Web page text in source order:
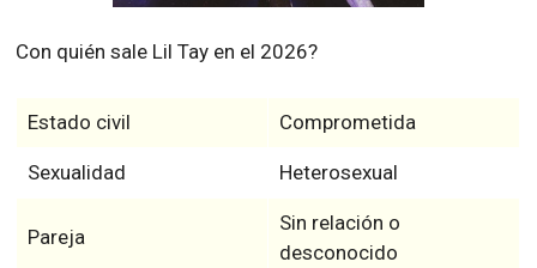
Con quién sale Lil Tay en el 2026?
Estado civil Comprometida
Sexualidad Heterosexual
Pareja
Sin relación o
desconocido